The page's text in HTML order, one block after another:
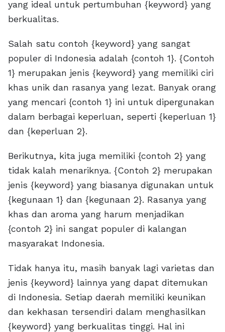
yang ideal untuk pertumbuhan {keyword} yang
berkualitas.
Salah satu contoh {keyword} yang sangat
populer di Indonesia adalah {contoh 1}. {Contoh
1} merupakan jenis {keyword} yang memiliki ciri
khas unik dan rasanya yang lezat. Banyak orang
yang mencari {contoh 1} ini untuk dipergunakan
dalam berbagai keperluan, seperti {keperluan 1}
dan {keperluan 2}.
Berikutnya, kita juga memiliki {contoh 2} yang
tidak kalah menariknya. {Contoh 2} merupakan
jenis {keyword} yang biasanya digunakan untuk
{kegunaan 1} dan {kegunaan 2}. Rasanya yang
khas dan aroma yang harum menjadikan
{contoh 2} ini sangat populer di kalangan
masyarakat Indonesia.
Tidak hanya itu, masih banyak lagi varietas dan
jenis {keyword} lainnya yang dapat ditemukan
di Indonesia. Setiap daerah memiliki keunikan
dan kekhasan tersendiri dalam menghasilkan
{keyword} yang berkualitas tinggi. Hal ini